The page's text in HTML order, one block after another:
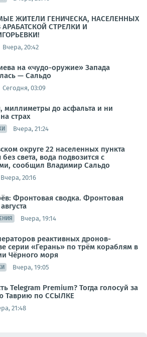
ЖИТЕЛИ ГЕНИЧЕСКА, НАСЕЛЕННЫХ
АРАБАТСКОЙ СТРЕЛКИ И
Вчера, 20:42
на «чудо-оружие» Запада
— Сальдо
Сегодня, 03:09
миллиметры до асфальта и ни
страх
Вчера, 21:24
округе 22 населенных пункта
без света, вода подвозится с
сообщил Владимир Сальдо
Вчера, 20:16
Фронтовая сводка. Фронтовая
Вчера, 19:14
реактивных дронов-
серии «Герань» по трём кораблям в
Чёрного моря
Вчера, 19:05
Telegram Premium? Тогда голосуй за
Таврию по ССЫЛКЕ
21:48